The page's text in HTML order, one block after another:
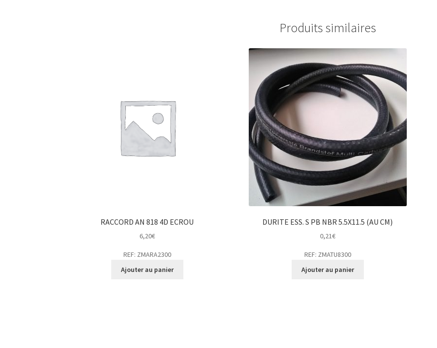
Produits similaires
RACCORD AN 818 4D ECROU
6,20€
REF: ZMARA2300
Ajouter au panier
DURITE ESS. S PB NBR 5.5X11.5 (AU CM)
0,21€
REF: ZMATU8300
Ajouter au panier